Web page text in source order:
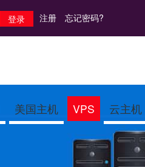
注册 忘记密码?
美国主机 VPS 云主机